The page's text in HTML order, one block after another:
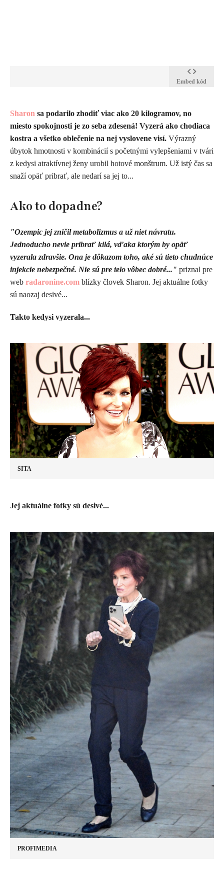
Embed kód
Sharon sa podarilo zhodiť viac ako 20 kilogramov, no
miesto spokojnosti je zo seba zdesená! Vyzerá ako chodiaca
kostra a všetko oblečenie na nej vyslovene visí. Výrazný
úbytok hmotnosti v kombinácií s početnými vylepšeniami v tvári
z kedysi atraktívnej ženy urobil hotové monštrum. Už istý čas sa
snaží opäť pribrať, ale nedarí sa jej to...
Ako to dopadne?
"Ozempic jej zničil metabolizmus a už niet návratu.
Jednoducho nevie pribrať kilá, vďaka ktorým by opäť
vyzerala zdravšie. Ona je dôkazom toho, aké sú tieto chudnúce
injekcie nebezpečné. Nie sú pre telo vôbec dobré..." priznal pre
web radaronine.com blízky človek Sharon. Jej aktuálne fotky
sú naozaj desivé...
Takto kedysi vyzerala...
SITA
​Jej aktuálne fotky sú desivé...
PROFIMEDIA